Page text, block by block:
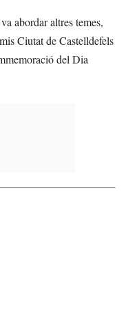
abordar altres temes,
Ciutat de Castelldefels
del Dia